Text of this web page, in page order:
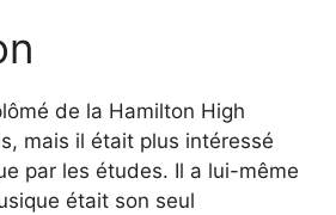
de la Hamilton High
mais il était plus intéressé
par les études. Il a lui-même
était son seul